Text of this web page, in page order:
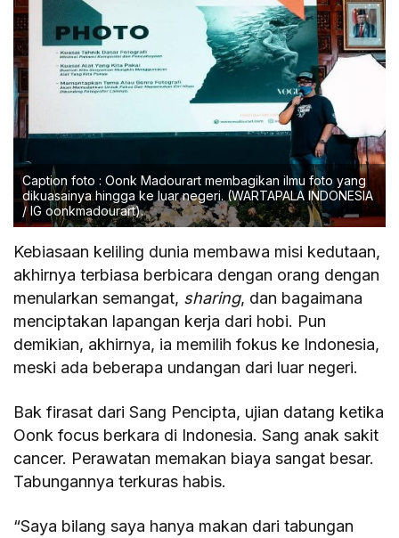
Caption foto : Oonk Madourart membagikan ilmu foto yang
dikuasainya hingga ke luar negeri. (WARTAPALA INDONESIA
/ IG oonkmadourart).
Kebiasaan keliling dunia membawa misi kedutaan,
akhirnya terbiasa berbicara dengan orang dengan
menularkan semangat, sharing, dan bagaimana
menciptakan lapangan kerja dari hobi. Pun
demikian, akhirnya, ia memilih fokus ke Indonesia,
meski ada beberapa undangan dari luar negeri.
Bak firasat dari Sang Pencipta, ujian datang ketika
Oonk focus berkara di Indonesia. Sang anak sakit
cancer. Perawatan memakan biaya sangat besar.
Tabungannya terkuras habis.
“Saya bilang saya hanya makan dari tabungan